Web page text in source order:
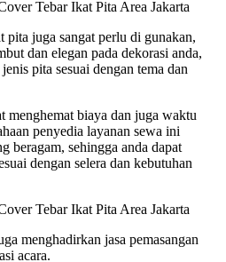
pita juga sangat perlu di gunakan,
dan elegan pada dekorasi anda,
pita sesuai dengan tema dan
menghemat biaya dan juga waktu
penyedia layanan sewa ini
beragam, sehingga anda dapat
dengan selera dan kebutuhan
menghadirkan jasa pemasangan
acara.